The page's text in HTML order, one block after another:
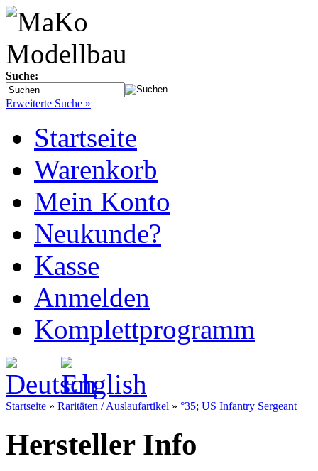
Suche:
Erweiterte Suche »
Startseite
Warenkorb
Mein Konto
Neukunde?
Kasse
Anmelden
Komplettprogramm
Startseite » Raritäten / Auslaufartikel » °35; US Infantry Sergeant
Hersteller Info